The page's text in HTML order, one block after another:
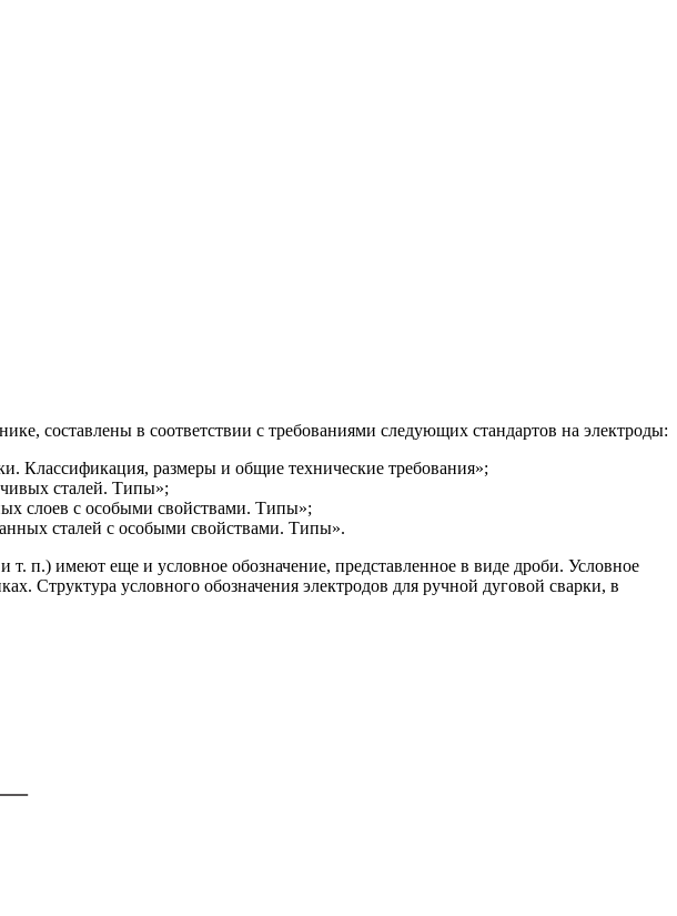
составлены в соответствии с требованиями следующих стандартов на электроды:
Классификация, размеры и общие технические требования»;
сталей. Типы»;
слоев с особыми свойствами. Типы»;
сталей с особыми свойствами. Типы».
имеют еще и условное обозначение, представленное в виде дроби. Условное
Структура условного обозначения электродов для ручной дуговой сварки, в